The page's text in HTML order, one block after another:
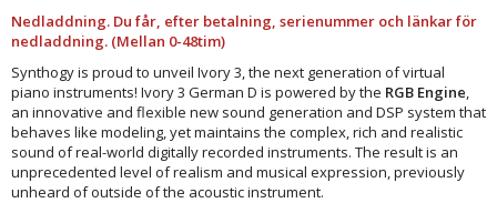
Nedladdning. Du får, efter betalning, serienummer och länkar för
nedladdning. (Mellan 0-48tim)
Synthogy is proud to unveil Ivory 3, the next generation of virtual
piano instruments! Ivory 3 German D is powered by the RGB Engine
an innovative and flexible new sound generation and DSP system that
behaves like modeling, yet maintains the complex, rich and realistic
sound of real-world digitally recorded instruments. The result is an
unprecedented level of realism and musical expression, previously
unheard of outside of the acoustic instrument.